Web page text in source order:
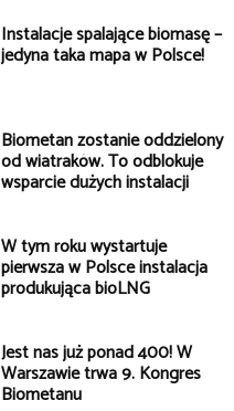
Instalacje spalające biomasę –
jedyna taka mapa w Polsce!
Biometan zostanie oddzielony
od wiatraków. To odblokuje
wsparcie dużych instalacji
W tym roku wystartuje
pierwsza w Polsce instalacja
produkująca bioLNG
Jest nas już ponad 400! W
Warszawie trwa 9. Kongres
Biometanu